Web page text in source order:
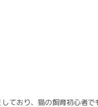
ており、猫の飼育初心者で